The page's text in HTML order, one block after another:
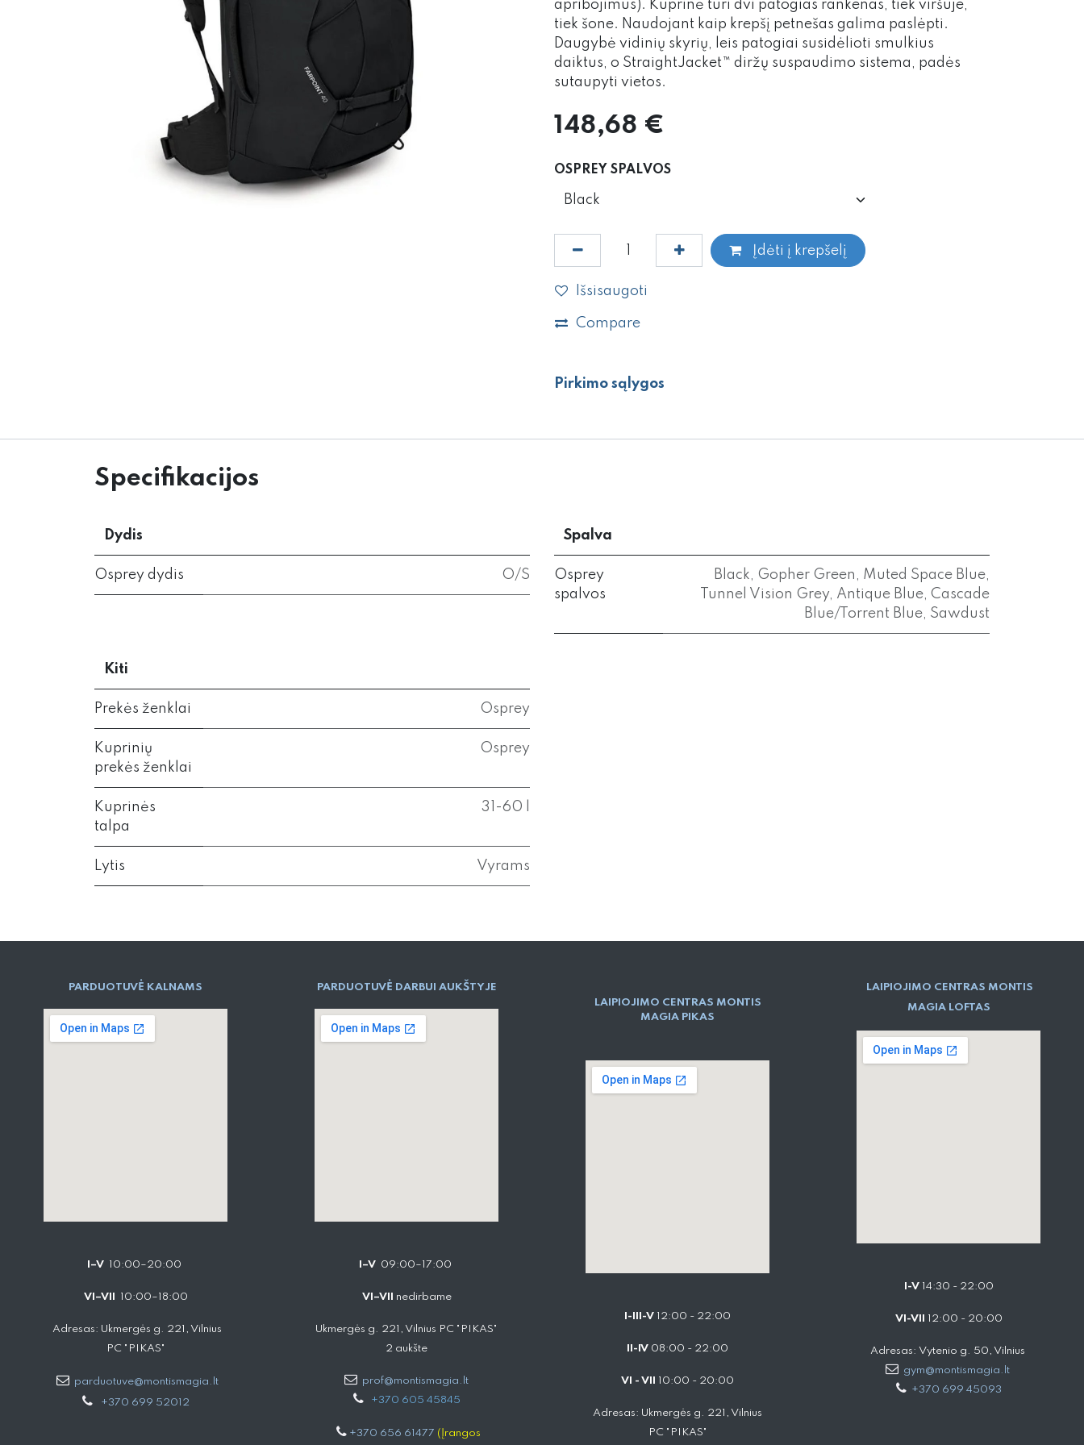
apribojimus). Kuprinė turi dvi patogias rankenas, tiek viršuje,
tiek šone. Naudojant kaip krepšį petnešas galima paslėpti.
Daugybė vidinių skyrių, leis patogiai susidėlioti smulkius
daiktus, o StraightJacket™ diržų suspaudimo sistema, padės
sutaupyti vietos.
148,68 €
OSPREY SPALVOS
Įdėti į krepšelį
Išsisaugoti
Compare
Pirkimo sąlygos
Specifikacijos
Dydis
Osprey dydis O/S
Spalva
Osprey
spalvos
Black Gopher Green Muted Space Blue
Tunnel Vision Grey Antique Blue Cascade
Blue/Torrent Blue Sawdust
Kiti
Prekės ženklai Osprey
Kuprinių
prekės ženklai
Osprey
Kuprinės
talpa
31-60 l
Lytis Vyrams
PARD​UOTUVĖ​ KALNAMS
I–V 10:00–20:00
VI–VII 10:00–18:00
Adresas: Ukmergės g. 221, Vilnius
PC "PIKAS"
parduotuve@montismagia.lt
+370 699 52012
PARDUOTUVĖ DARBUI AUKŠTYJE
I–V 09:00–17:00
VI–VII nedirbame
Ukmergės g. 221, Vilnius PC "PIKAS"
2 aukšte
prof@montismagia.lt
+370 605 4584​5
+370 656 61477 (Įrangos
LAIPIOJIMO CENTRAS MONTIS
MAGIA PIKAS
I-III-V 12:00 - 22:00
II-IV 08:00 - 22:00
VI - VII 10:00 - 20:00
Adresas: Ukmergės g. 221, Vilnius
PC "PIKAS"
LAIPIOJIMO CENTRAS MONTIS
MAGIA LOFTAS
I-V14:30 - 22:00
VI-VII 12:00 - 20:00
Adresas: Vytenio g. 50, Vilnius
gym@montismagia.lt
+370 699 45093